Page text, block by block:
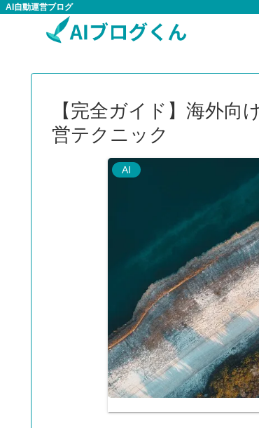
AI自動運営ブログ
【完全ガイド】海外
営テクニック
AI